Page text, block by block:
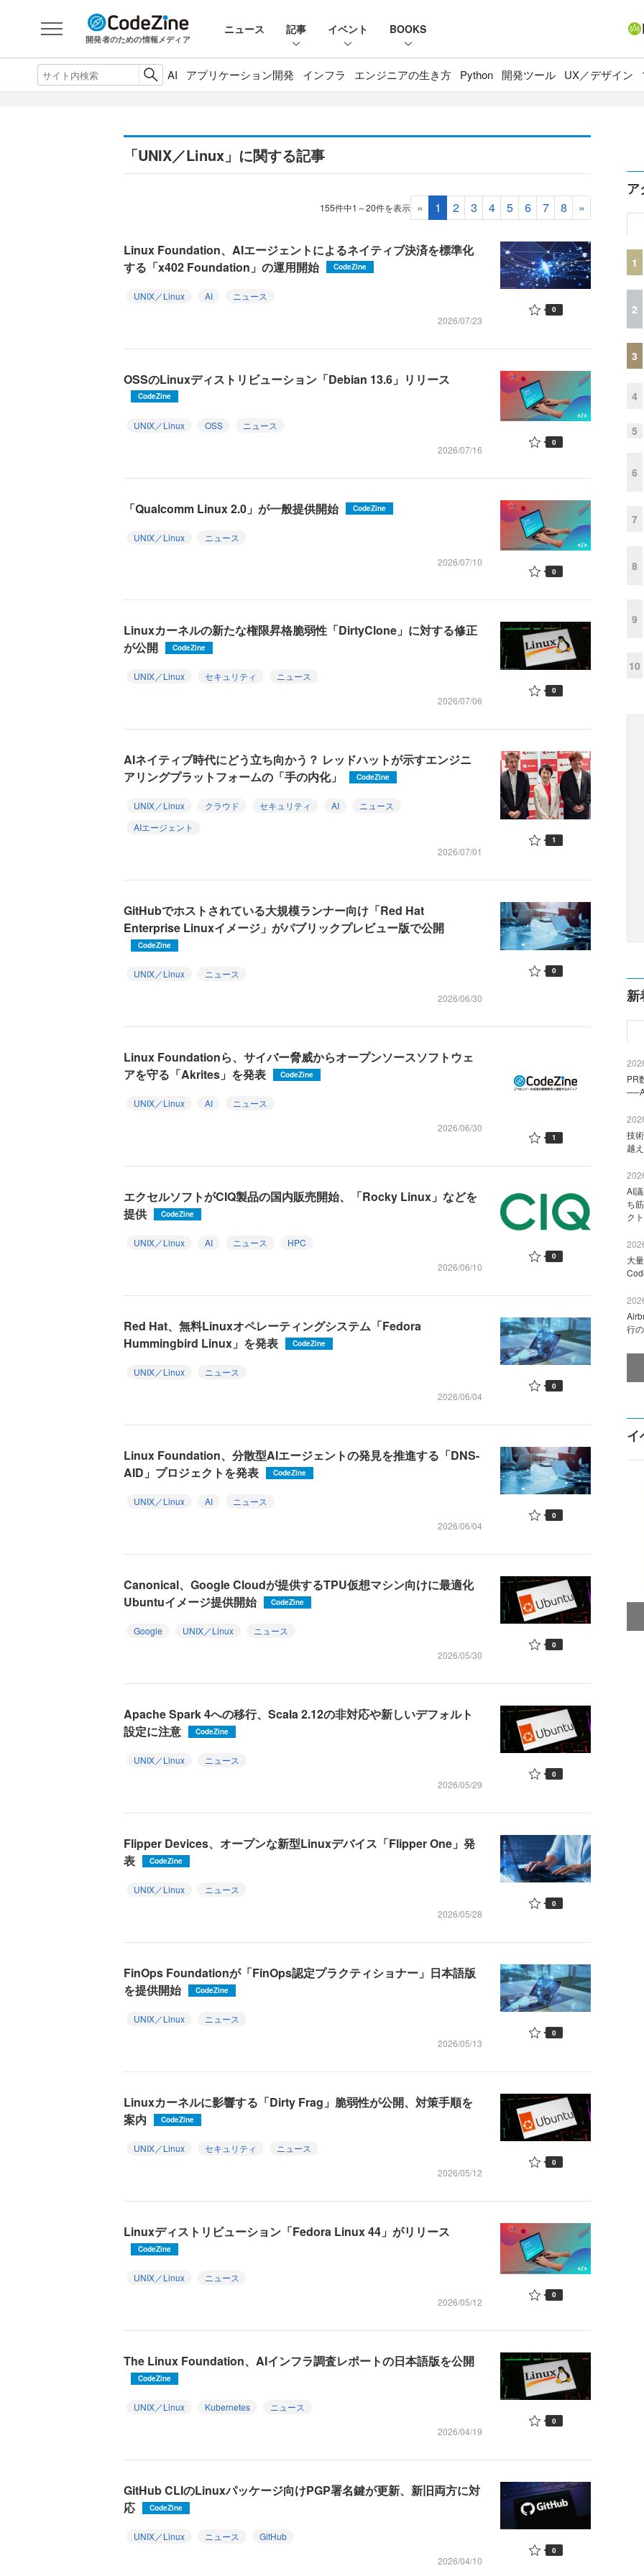
開発者のための情報メディア
ニュース 記事 イベント BOOKS
AI アプリケーション開発 インフラ エンジニアの生き方 Python 開発ツール UX／デザイン
「UNIX／Linux」に関する記事
155件中1～20件を表示 « 1 2 3 4 5 6 7 8 »
Linux Foundation、AIエージェントによるネイティブ決済を標準化
する「x402 Foundation」の運用開始
CodeZine
UNIX／Linux AI
ニュース
2026/07/23
0
OSSのLinuxディストリビューション「Debian 13.6」リリース
CodeZine
UNIX／Linux OSS
ニュース
2026/07/16
0
「Qualcomm Linux 2.0」が一般提供開始 CodeZine
UNIX／Linux
ニュース
2026/07/10
0
Linuxカーネルの新たな権限昇格脆弱性「DirtyClone」に対する修正
が公開
CodeZine
UNIX／Linux セキュリティ
ニュース
2026/07/06
0
AIネイティブ時代にどう立ち向かう？ レッドハットが示すエンジニ
アリングプラットフォームの「手の内化」
CodeZine
UNIX／Linux クラウド セキュリティ AI
ニュース
AIエージェント
2026/07/01
1
GitHubでホストされている大規模ランナー向け「Red Hat
Enterprise Linuxイメージ」がパブリックプレビュー版で公開
CodeZine
UNIX／Linux
ニュース
2026/06/30
0
Linux Foundationら、サイバー脅威からオープンソースソフトウェ
アを守る「Akrites」を発表
CodeZine
UNIX／Linux AI
ニュース
2026/06/30
1
エクセルソフトがCIQ製品の国内販売開始、「Rocky Linux」などを
提供
CodeZine
UNIX／Linux AI ニュース
HPC
2026/06/10
0
Red Hat、無料Linuxオペレーティングシステム「Fedora
Hummingbird Linux」を発表
CodeZine
UNIX／Linux
ニュース
2026/06/04
0
Linux Foundation、分散型AIエージェントの発見を推進する「DNS-
AID」プロジェクトを発表
CodeZine
UNIX／Linux AI
ニュース
2026/06/04
0
Canonical、Google Cloudが提供するTPU仮想マシン向けに最適化
Ubuntuイメージ提供開始
CodeZine
Google UNIX／Linux
ニュース
2026/05/30
0
Apache Spark 4への移行、Scala 2.12の非対応や新しいデフォルト
設定に注意
CodeZine
UNIX／Linux
ニュース
2026/05/29
0
Flipper Devices、オープンな新型Linuxデバイス「Flipper One」発
表
CodeZine
UNIX／Linux
ニュース
2026/05/28
0
FinOps Foundationが「FinOps認定プラクティショナー」日本語版
を提供開始
CodeZine
UNIX／Linux
ニュース
2026/05/13
0
Linuxカーネルに影響する「Dirty Frag」脆弱性が公開、対策手順を
案内
CodeZine
UNIX／Linux セキュリティ
ニュース
2026/05/12
0
Linuxディストリビューション「Fedora Linux 44」がリリース
CodeZine
UNIX／Linux
ニュース
2026/05/12
0
The Linux Foundation、AIインフラ調査レポートの日本語版を公開
CodeZine
UNIX／Linux Kubernetes
ニュース
2026/04/19
0
GitHub CLIのLinuxパッケージ向けPGP署名鍵が更新、新旧両方に対
応
CodeZine
UNIX／Linux ニュース
GitHub
2026/04/10
0
ア
1
2
3
4
5
6
7
8
9
10
新
PR
技
越
AI
ち
ク
大
行
イ